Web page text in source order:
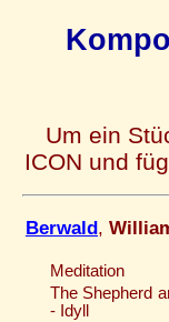
Um ein
ICON und
Berwald,
Meditation
The Shepherd
- Idyll